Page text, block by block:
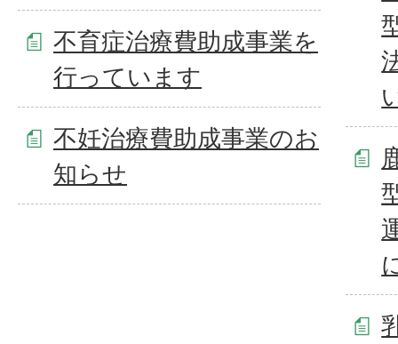
不育症治療費助成事業を
行っています
不妊治療費助成事業のお
知らせ